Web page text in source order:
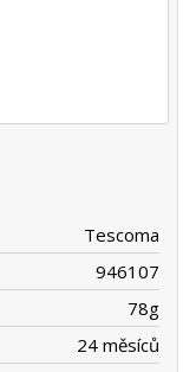
Tescoma
946107
78g
24 měsíců